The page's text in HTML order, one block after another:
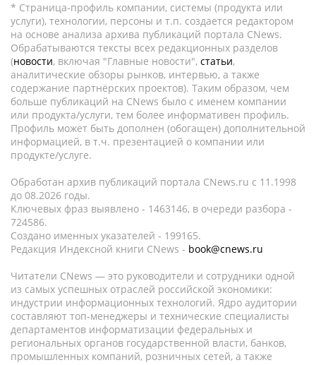
* Страница-профиль компании, системы (продукта или
услуги), технологии, персоны и т.п. создается редактором
на основе анализа архива публикаций портала CNews.
Обрабатываются тексты всех редакционных разделов
(новости, включая "Главные новости", статьи,
аналитические обзоры рынков, интервью, а также
содержание партнёрских проектов). Таким образом, чем
больше публикаций на CNews было с именем компании
или продукта/услуги, тем более информативен профиль.
Профиль может быть дополнен (обогащен) дополнительной
информацией, в т.ч. презентацией о компании или
продукте/услуге.
Обработан архив публикаций портала CNews.ru c 11.1998
до 08.2026 годы.
Ключевых фраз выявлено - 1463146, в очереди разбора -
724586.
Создано именных указателей - 199165.
Редакция Индексной книги CNews - book@cnews.ru
Читатели CNews — это руководители и сотрудники одной
из самых успешных отраслей российской экономики:
индустрии информационных технологий. Ядро аудитории
составляют топ-менеджеры и технические специалисты
департаментов информатизации федеральных и
региональных органов государственной власти, банков,
промышленных компаний, розничных сетей, а также